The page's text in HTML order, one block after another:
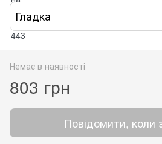
Гладка
Немає в наявності
803 грн
Повідомити, коли